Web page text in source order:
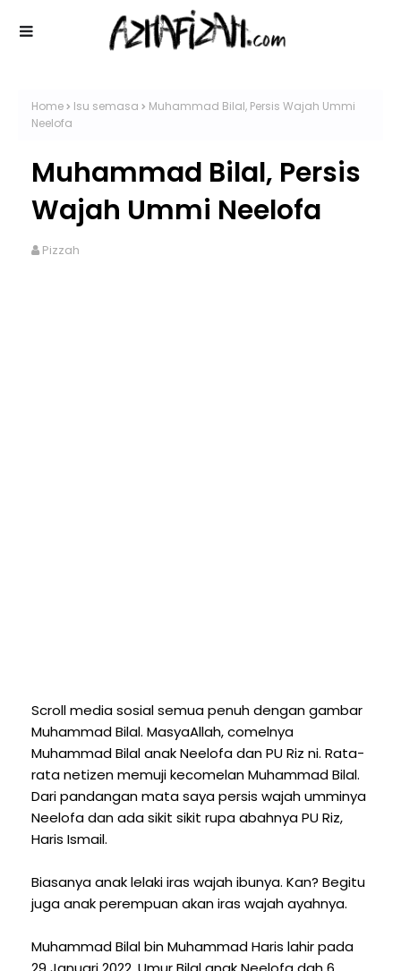
Home Isu semasa
Muhammad Bilal, Persis Wajah Ummi
Neelofa
Muhammad Bilal, Persis
Wajah Ummi Neelofa
Pizzah
Scroll media sosial semua penuh dengan gambar
Muhammad Bilal. MasyaAllah, comelnya
Muhammad Bilal anak Neelofa dan PU Riz ni. Rata-
rata netizen memuji kecomelan Muhammad Bilal.
Dari pandangan mata saya persis wajah umminya
Neelofa dan ada sikit sikit rupa abahnya PU Riz,
Haris Ismail.
Biasanya anak lelaki iras wajah ibunya. Kan? Begitu
juga anak perempuan akan iras wajah ayahnya.
Muhammad Bilal bin Muhammad Haris lahir pada